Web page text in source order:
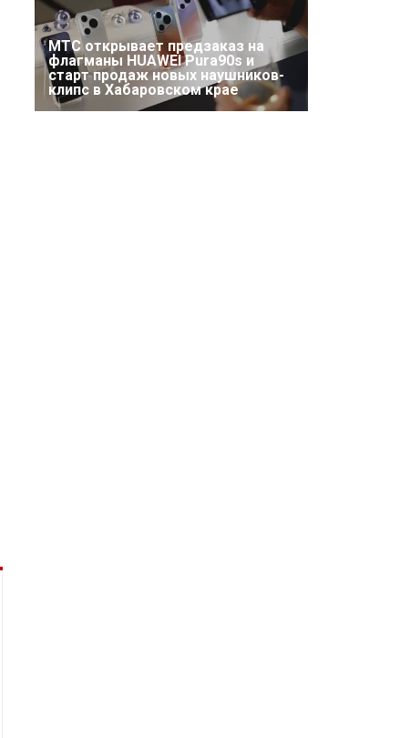
МТС открывает предзаказ на
флагманы HUAWEI Pura90s и
старт продаж новых наушников-
клипс в Хабаровском крае